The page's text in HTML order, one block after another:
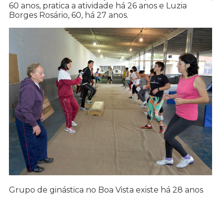
60 anos, pratica a atividade há 26 anos e Luzia
Borges Rosário, 60, há 27 anos.
Grupo de ginástica no Boa Vista existe há 28 anos